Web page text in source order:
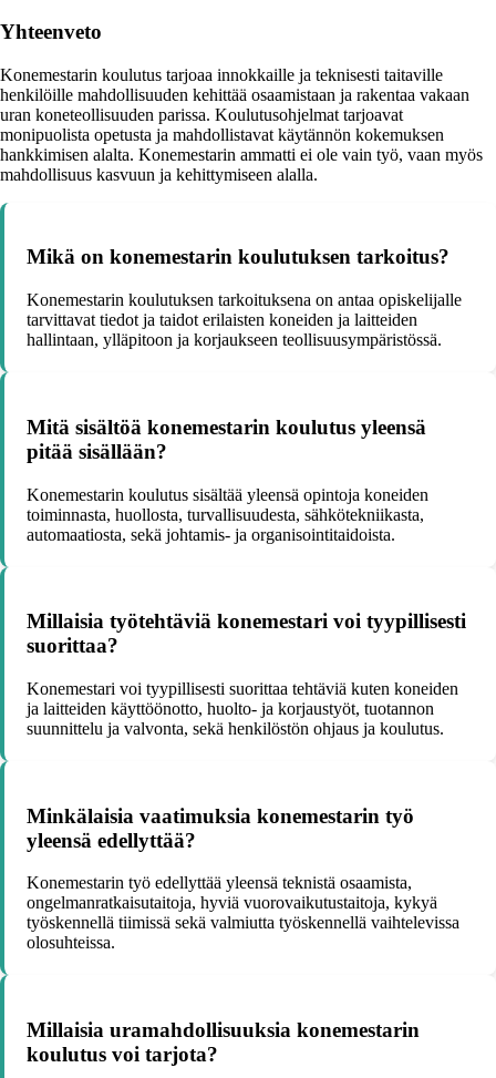
Yhteenveto
Konemestarin koulutus tarjoaa innokkaille ja teknisesti taitaville
henkilöille mahdollisuuden kehittää osaamistaan ja rakentaa vakaan
uran koneteollisuuden parissa. Koulutusohjelmat tarjoavat
monipuolista opetusta ja mahdollistavat käytännön kokemuksen
hankkimisen alalta. Konemestarin ammatti ei ole vain työ, vaan myös
mahdollisuus kasvuun ja kehittymiseen alalla.
Mikä on konemestarin koulutuksen tarkoitus?
Konemestarin koulutuksen tarkoituksena on antaa opiskelijalle
tarvittavat tiedot ja taidot erilaisten koneiden ja laitteiden
hallintaan, ylläpitoon ja korjaukseen teollisuusympäristössä.
Mitä sisältöä konemestarin koulutus yleensä
pitää sisällään?
Konemestarin koulutus sisältää yleensä opintoja koneiden
toiminnasta, huollosta, turvallisuudesta, sähkötekniikasta,
automaatiosta, sekä johtamis- ja organisointitaidoista.
Millaisia työtehtäviä konemestari voi tyypillisesti
suorittaa?
Konemestari voi tyypillisesti suorittaa tehtäviä kuten koneiden
ja laitteiden käyttöönotto, huolto- ja korjaustyöt, tuotannon
suunnittelu ja valvonta, sekä henkilöstön ohjaus ja koulutus.
Minkälaisia vaatimuksia konemestarin työ
yleensä edellyttää?
Konemestarin työ edellyttää yleensä teknistä osaamista,
ongelmanratkaisutaitoja, hyviä vuorovaikutustaitoja, kykyä
työskennellä tiimissä sekä valmiutta työskennellä vaihtelevissa
olosuhteissa.
Millaisia uramahdollisuuksia konemestarin
koulutus voi tarjota?